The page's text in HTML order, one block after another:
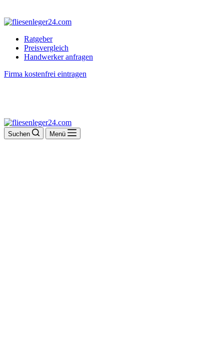
Ratgeber
Preisvergleich
Handwerker anfragen
Firma kostenfrei eintragen
Suchen Menü